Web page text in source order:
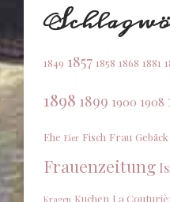
1849 1857 1858 1868 1881
1898 1899 1900 1908
Ehe Eier Fisch Frau Gebäck
Frauenzeitung
Kragen Kuchen La